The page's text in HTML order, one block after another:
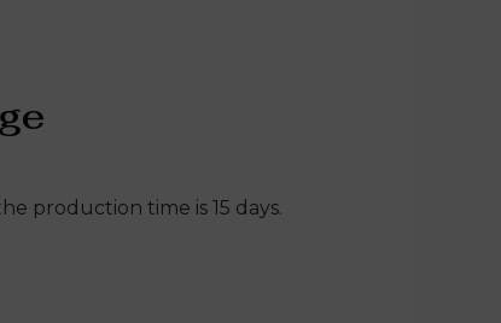
production time is 15 days.